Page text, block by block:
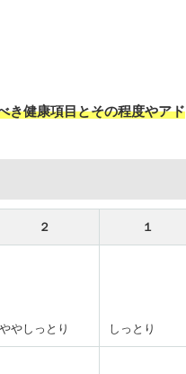
き健康項目とその程度やアド
２ １
ややしっとり しっとり